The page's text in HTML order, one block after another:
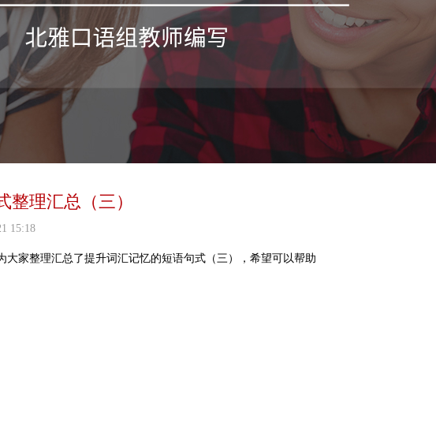
理汇总（三）
15:18
家整理汇总了提升词汇记忆的短语句式（三），希望可以帮助